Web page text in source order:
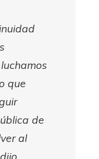
que
de
al